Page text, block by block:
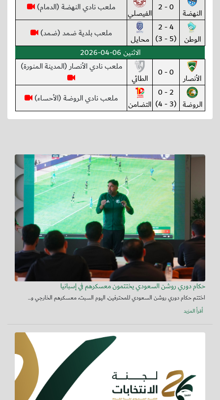
النهضة 0 - 2 الفيصلي ملعب نادي النهضة (الدمام)
الوطن
4 - 2
(5 - 3)
محايل
ملعب بلدية ضمد (ضمد)
الاثنين 06-04-2026
الأنصار 0 - 0 الطائي
ملعب نادي الأنصار (المدينة المنورة)
الروضة
2 - 0
(3 - 4)
التضامن ملعب نادي الروضة (الأحساء)
حكام دوري روشن السعودي يختتمون معسكرهم في إسبانيا
اختتم حكام دوري روشن السعودي للمحترفين، اليوم السبت، معسكرهم الخارجي و...
أقرأ المزيد